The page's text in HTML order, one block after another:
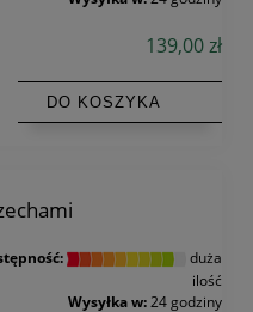
139,00 zł
DO KOSZYKA
duża
ilość
Wysyłka w: 24 godziny